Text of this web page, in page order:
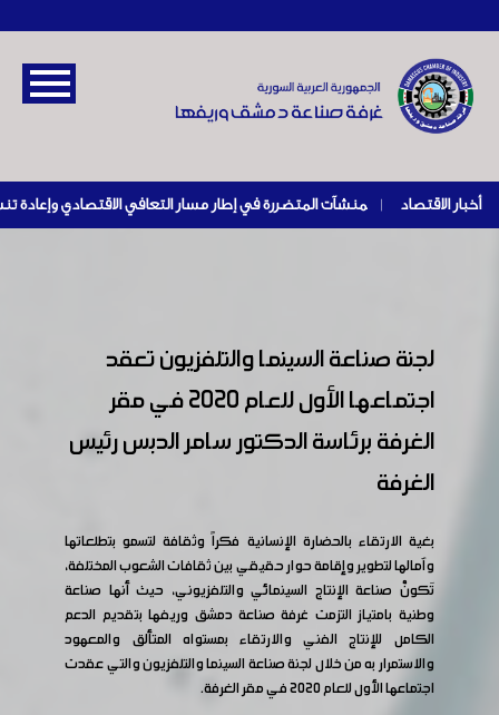
أخبار الاقتصاد |
لجنة صناعة السينما والتلفزيون تعقد
اجتماعها الأول للعام 2020 في مقر
الغرفة برئاسة الدكتور سامر الدبس رئيس
الغرفة
بغية الارتقاء بالحضارة الإنسانية فكراً وثقافة لتسمو بتطلعاتها
وآمالها لتطوير وإقامة حوار حقيقي بين ثقافات الشعوب المختلفة،
تَكونْ صناعة الإنتاج السينمائي والتلفزيوني، حيث أنها صناعة
وطنية بامتياز التزمت غرفة صناعة دمشق وريفها بتقديم الدعم
الكامل للإنتاج الفني والارتقاء بمستواه المتألق والمعهود
والاستمرار به من خلال لجنة صناعة السينما والتلفزيون والتي عقدت
اجتماعها الأول للعام 2020 في مقر الغرفة.